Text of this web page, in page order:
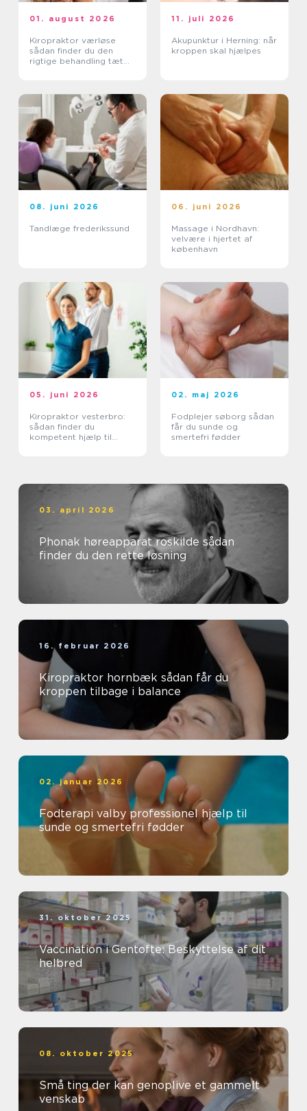
01. august 2026
Kiropraktor værløse
sådan finder du den
rigtige behandling tæt
11. juli 2026
Akupunktur i Herning: når
kroppen skal hjælpes
08. juni 2026
Tandlæge frederikssund
06. juni 2026
Massage i Nordhavn:
velvære i hjertet af
københavn
05. juni 2026
Kiropraktor vesterbro:
sådan finder du
kompetent hjælp til
02. maj 2026
Fodplejer søborg sådan
får du sunde og
smertefri fødder
03. april 2026
Phonak høreapparat roskilde sådan
finder du den rette løsning
16. februar 2026
Kiropraktor hornbæk sådan får du
kroppen tilbage i balance
02. januar 2026
Fodterapi valby professionel hjælp til
sunde og smertefri fødder
31. oktober 2025
Vaccination i Gentofte: Beskyttelse af dit
helbred
08. oktober 2025
Små ting der kan genoplive et gammelt
venskab